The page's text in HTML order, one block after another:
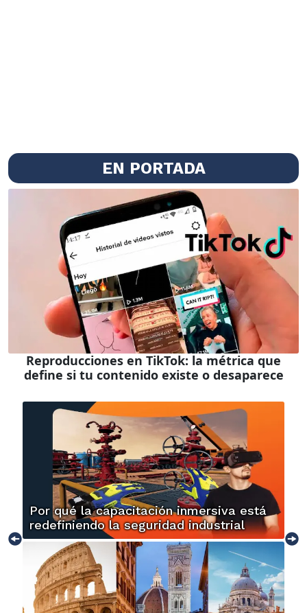
EN PORTADA
Reproducciones en TikTok: la métrica que
define si tu contenido existe o desaparece
Por qué la capacitación inmersiva está
redefiniendo la seguridad industrial